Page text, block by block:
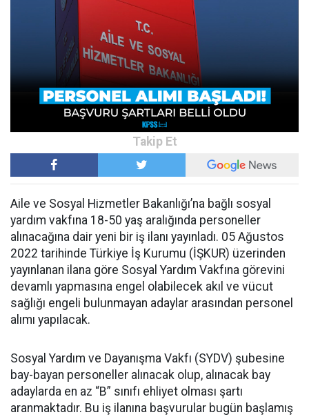
Aile ve Sosyal Hizmetler Bakanlığı’na bağlı sosyal
yardım vakfına 18-50 yaş aralığında personeller
alınacağına dair yeni bir iş ilanı yayınladı. 05 Ağustos
2022 tarihinde Türkiye İş Kurumu (İŞKUR) üzerinden
yayınlanan ilana göre Sosyal Yardım Vakfına görevini
devamlı yapmasına engel olabilecek akıl ve vücut
sağlığı engeli bulunmayan adaylar arasından personel
alımı yapılacak.
Sosyal Yardım ve Dayanışma Vakfı (SYDV) şubesine
bay-bayan personeller alınacak olup, alınacak bay
adaylarda en az “B” sınıfı ehliyet olması şartı
aranmaktadır. Bu iş ilanına başvurular bugün başlamış